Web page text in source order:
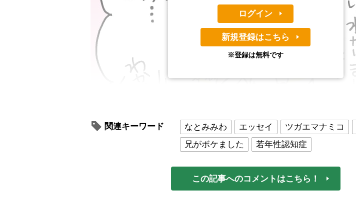
ログイン
新規登録はこちら
※登録は無料です
関連キーワード なとみみわ エッセイ ツガエマナミコ
兄がボケました
若年性認知症
この記事へのコメントはこちら！